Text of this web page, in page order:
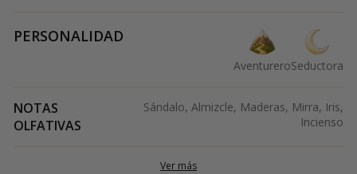
PERSONALIDAD
AventureroSeductora
NOTAS
OLFATIVAS
Sándalo, Almizcle, Maderas, Mirra, Iris,
Incienso
Ver más